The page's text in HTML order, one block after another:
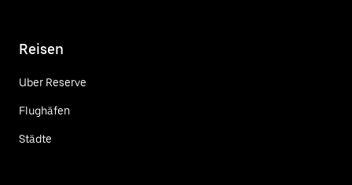
Reisen
Uber Reserve
Flughäfen
Städte